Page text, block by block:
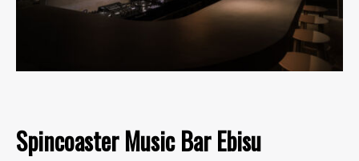
Spincoaster Music Bar Ebisu